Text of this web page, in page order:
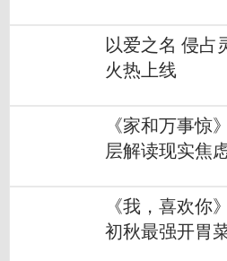
以爱之名 侵占
火热上线
《家和万事惊
层解读现实焦
《我，喜欢你
初秋最强开胃